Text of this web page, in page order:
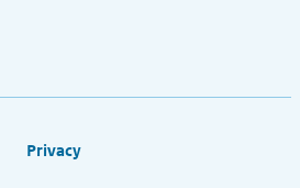
Privacy